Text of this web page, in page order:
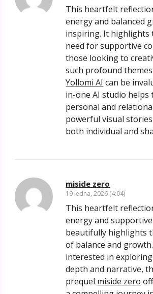
This heartfelt
energy and balanced
inspiring. It highlights
need for supportive
those looking to
such profound
Yollomi AI can be
in-one AI studio helps
personal and
powerful visual
both individual and
miside zero
19 ledna, 2026 (4:04)
This heartfelt
energy and
beautifully highlights
of balance and
interested in
depth and narrative,
prequel miside zero